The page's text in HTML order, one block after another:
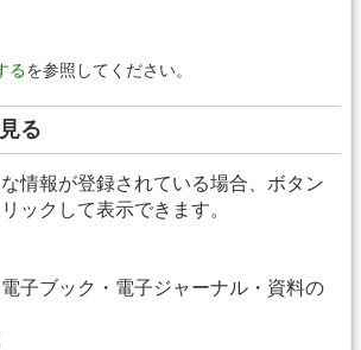
るを参照してください。
る
情報が登録されている場合、ボタン
ックして表示できます。
子ブック・電子ジャーナル・資料の